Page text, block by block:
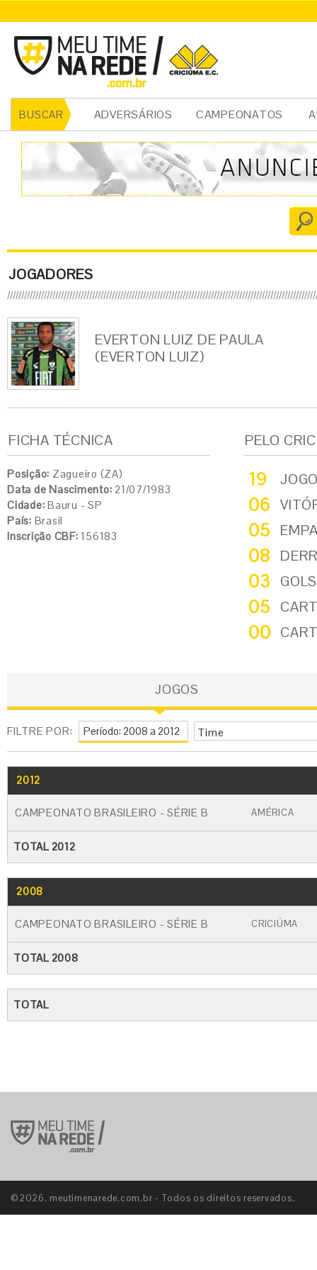
BUSCAR ADVERSÁRIOS CAMPEONATOS
JOGADORES
EVERTON LUIZ DE PAULA
(EVERTON LUIZ)
FICHA TÉCNICA
Posição: Zagueiro (ZA)
Data de Nascimento: 21/07/1983
Cidade: Bauru - SP
País: Brasil
Inscrição CBF: 156183
PELO
19
06
05
08
03
05
00
JOGOS
FILTRE POR: Time
2012
CAMPEONATO BRASILEIRO - SÉRIE B AMÉRICA
TOTAL 2012
2008
CAMPEONATO BRASILEIRO - SÉRIE B CRICIÚMA
TOTAL 2008
TOTAL
©2026. meutimenarede.com.br - Todos os direitos reservados.